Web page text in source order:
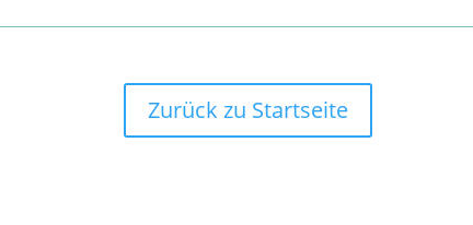
Zurück zu Startseite